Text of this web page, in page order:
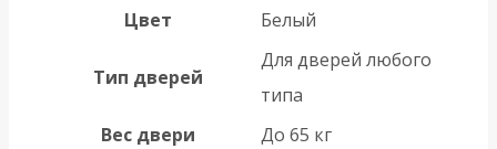
Цвет Белый
Тип дверей
Для дверей любого
типа
Вес двери
До 65 кг